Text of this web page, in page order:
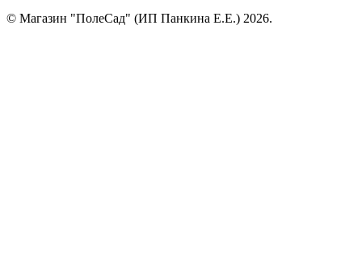
© Магазин "ПолеСад" (ИП Панкина Е.Е.) 2026.